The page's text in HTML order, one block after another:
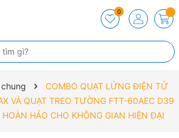
0
COMBO QUẠT LỬNG ĐIỆN TỬ
VÀ QUẠT TREO TƯỜNG FTT-60AEC D39
HẢO CHO KHÔNG GIAN HIỆN ĐẠI